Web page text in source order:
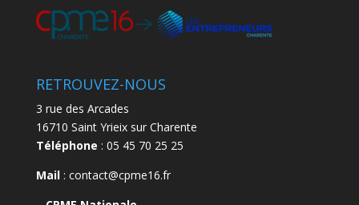
RETROUVEZ-NOUS
3 rue des Arcades
16710 Saint Yrieix sur Charente
Téléphone : 05 45 70 25 25
Mail: contact@cpme16.fr